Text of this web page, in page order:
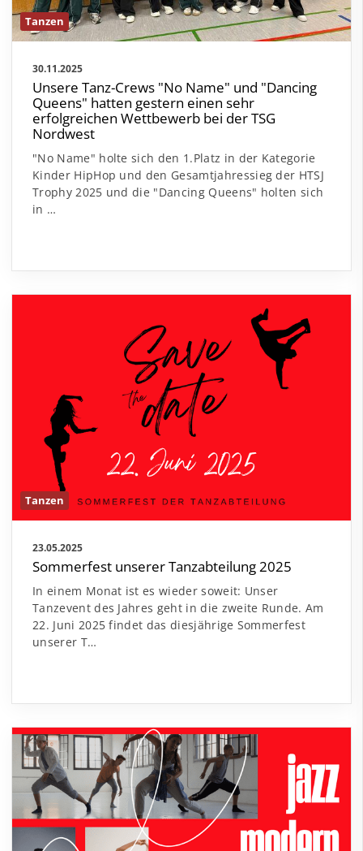
Tanzen
30.11.2025
Unsere Tanz-Crews "No Name" und "Dancing
Queens" hatten gestern einen sehr
erfolgreichen Wettbewerb bei der TSG
Nordwest
"No Name" holte sich den 1.Platz in der Kategorie
Kinder HipHop und den Gesamtjahressieg der HTSJ
Trophy 2025 und die "Dancing Queens" holten sich
in …
Tanzen
23.05.2025
Sommerfest unserer Tanzabteilung 2025
In einem Monat ist es wieder soweit: Unser
Tanzevent des Jahres geht in die zweite Runde. Am
22. Juni 2025 findet das diesjährige Sommerfest
unserer T…